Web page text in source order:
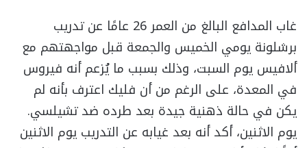
غاب المدافع البالغ من العمر 26 عامًا عن تدريب
برشلونة يومي الخميس والجمعة قبل مواجهتهم مع
ألافيس يوم السبت، وذلك بسبب ما يُزعم أنه فيروس
في المعدة، على الرغم من أن فليك اعترف بأنه لم
يكن في حالة ذهنية جيدة بعد طرده ضد تشيلسي.
يوم الاثنين، أكد أنه بعد غيابه عن التدريب يوم الاثنين